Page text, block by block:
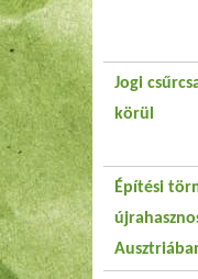
Jogi
körül
Építési